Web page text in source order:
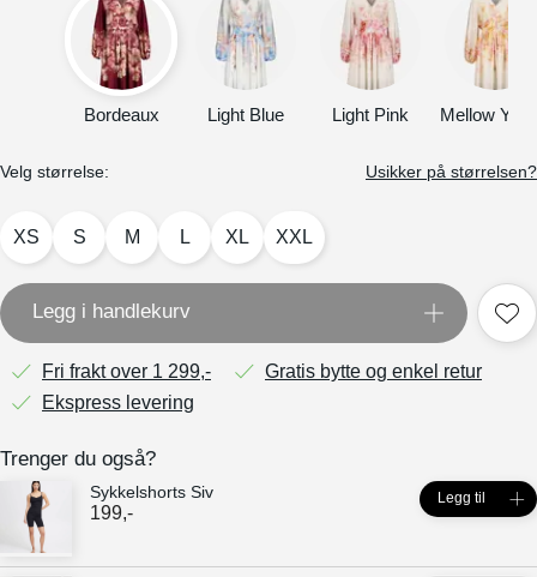
Bordeaux Light Blue Light Pink Mellow
Velg størrelse: Usikker på størrelsen?
XS S M L XL XXL
Legg i handlekurv
Fri frakt over 1 299,-
Gratis bytte og enkel retur
Ekspress levering
Trenger du også?
Sykkelshorts Siv
199,-
Legg til